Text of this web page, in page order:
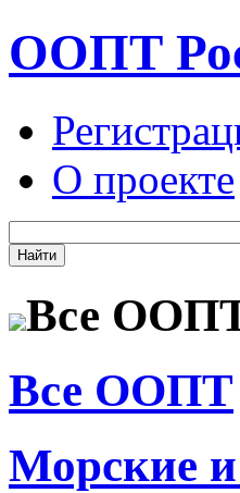
ООПТ
О проекте
Все
Все ООПТ
Морские